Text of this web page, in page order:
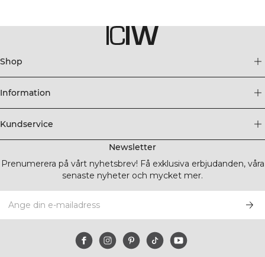
Shop
Information
Kundservice
Newsletter
Prenumerera på vårt nyhetsbrev! Få exklusiva erbjudanden, våra
senaste nyheter och mycket mer.